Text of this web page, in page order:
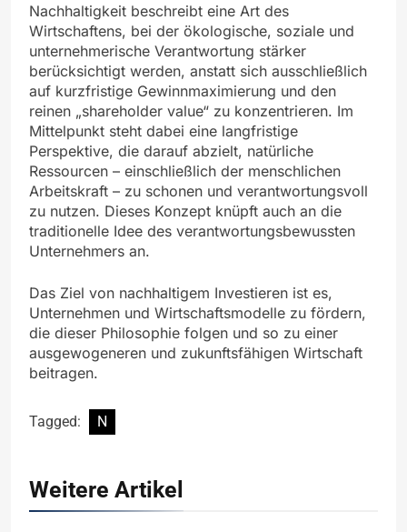
Nachhaltigkeit beschreibt eine Art des
Wirtschaftens, bei der ökologische, soziale und
unternehmerische Verantwortung stärker
berücksichtigt werden, anstatt sich ausschließlich
auf kurzfristige Gewinnmaximierung und den
reinen „shareholder value“ zu konzentrieren. Im
Mittelpunkt steht dabei eine langfristige
Perspektive, die darauf abzielt, natürliche
Ressourcen – einschließlich der menschlichen
Arbeitskraft – zu schonen und verantwortungsvoll
zu nutzen. Dieses Konzept knüpft auch an die
traditionelle Idee des verantwortungsbewussten
Unternehmers an.
Das Ziel von nachhaltigem Investieren ist es,
Unternehmen und Wirtschaftsmodelle zu fördern,
die dieser Philosophie folgen und so zu einer
ausgewogeneren und zukunftsfähigen Wirtschaft
beitragen.
Tagged: N
Weitere Artikel